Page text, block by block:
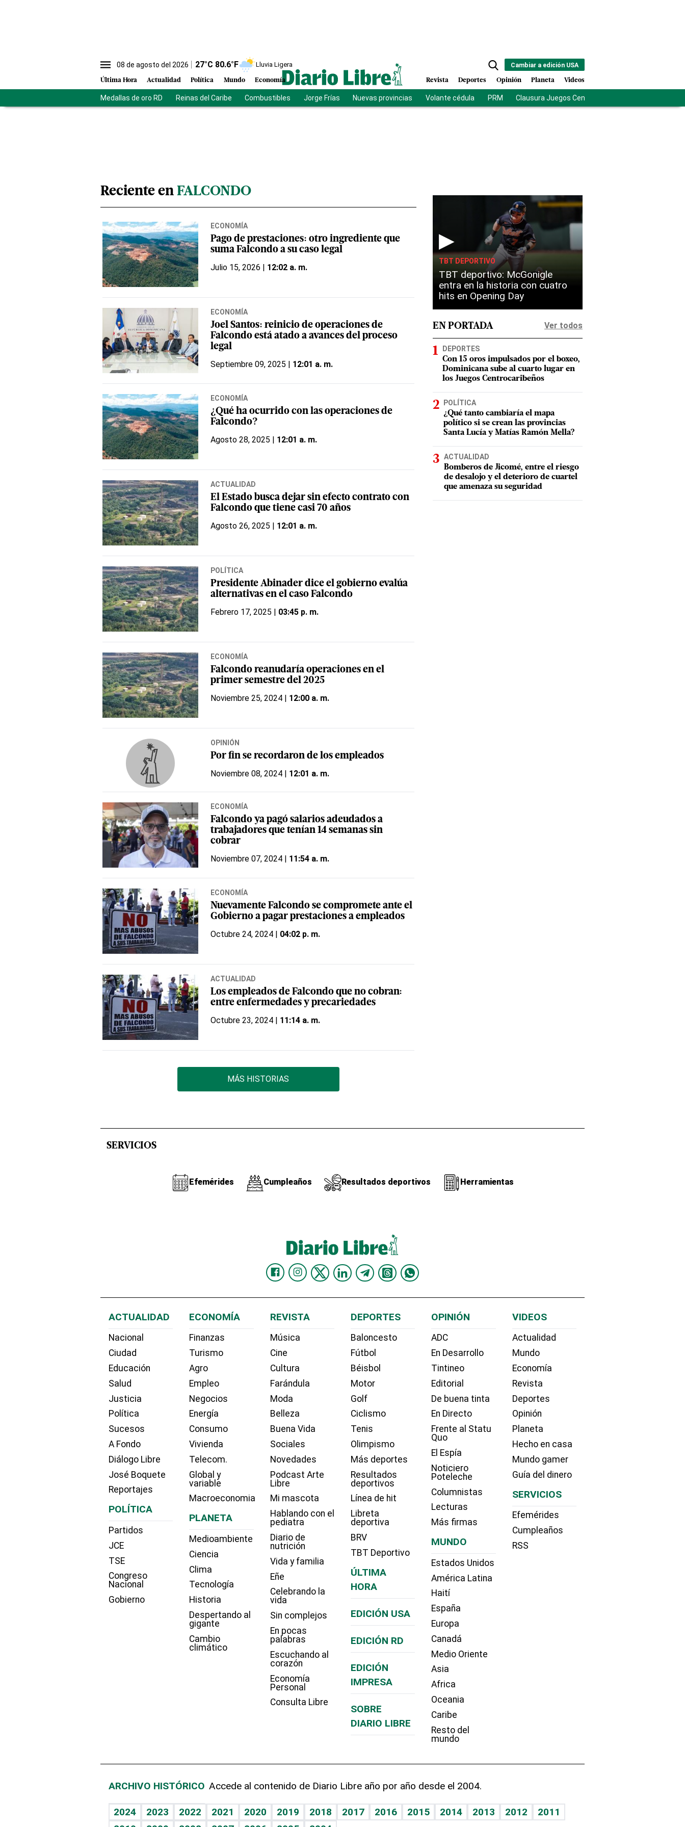
08 de agosto del 2026 27°C 80.6°F Lluvia Ligera
Última Hora Actualidad Política Mundo Economía
Cambiar a edición USA
Revista Deportes Opinión Planeta Videos
Medallas de oro RD Reinas del Caribe Combustibles Jorge Frías Nuevas provincias Volante cédula PRM Clausura Juegos Centroamericanos
Reciente en FALCONDO
ECONOMÍA
Pago de prestaciones: otro ingrediente que
suma Falcondo a su caso legal
Julio 15, 2026 | 12:02 a. m.
ECONOMÍA
Joel Santos: reinicio de operaciones de
Falcondo está atado a avances del proceso
legal
Septiembre 09, 2025 | 12:01 a. m.
ECONOMÍA
¿Qué ha ocurrido con las operaciones de
Falcondo?
Agosto 28, 2025 | 12:01 a. m.
ACTUALIDAD
El Estado busca dejar sin efecto contrato con
Falcondo que tiene casi 70 años
Agosto 26, 2025 | 12:01 a. m.
POLÍTICA
Presidente Abinader dice el gobierno evalúa
alternativas en el caso Falcondo
Febrero 17, 2025 | 03:45 p. m.
ECONOMÍA
Falcondo reanudaría operaciones en el
primer semestre del 2025
Noviembre 25, 2024 | 12:00 a. m.
OPINIÓN
Por fin se recordaron de los empleados
Noviembre 08, 2024 | 12:01 a. m.
ECONOMÍA
Falcondo ya pagó salarios adeudados a
trabajadores que tenían 14 semanas sin
cobrar
Noviembre 07, 2024 | 11:54 a. m.
ECONOMÍA
Nuevamente Falcondo se compromete ante el
Gobierno a pagar prestaciones a empleados
Octubre 24, 2024 | 04:02 p. m.
ACTUALIDAD
Los empleados de Falcondo que no cobran:
entre enfermedades y precariedades
Octubre 23, 2024 | 11:14 a. m.
MÁS HISTORIAS
▶
TBT DEPORTIVO
TBT deportivo: McGonigle
entra en la historia con cuatro
hits en Opening Day
EN PORTADA Ver todos
DEPORTES
Con 15 oros impulsados por el boxeo,
Dominicana sube al cuarto lugar en
los Juegos Centrocaribeños
POLÍTICA
¿Qué tanto cambiaría el mapa
político si se crean las provincias
Santa Lucía y Matías Ramón Mella?
ACTUALIDAD
Bomberos de Jicomé, entre el riesgo
de desalojo y el deterioro de cuartel
que amenaza su seguridad
SERVICIOS
Efemérides Cumpleaños Resultados deportivos Herramientas
ACTUALIDAD
Nacional
Ciudad
Educación
Salud
Justicia
Política
Sucesos
A Fondo
Diálogo Libre
José Boquete
Reportajes
POLÍTICA
Partidos
JCE
TSE
Congreso
Nacional
Gobierno
ECONOMÍA
Finanzas
Turismo
Agro
Empleo
Negocios
Energía
Consumo
Vivienda
Telecom.
Global y
variable
Macroeconomia
PLANETA
Medioambiente
Ciencia
Clima
Tecnología
Historia
Despertando al
gigante
Cambio
climático
REVISTA
Música
Cine
Cultura
Farándula
Moda
Belleza
Buena Vida
Sociales
Novedades
Podcast Arte
Libre
Mi mascota
Hablando con el
pediatra
Diario de
nutrición
Vida y familia
Eñe
Celebrando la
vida
Sin complejos
En pocas
palabras
Escuchando al
corazón
Economía
Personal
Consulta Libre
DEPORTES
Baloncesto
Fútbol
Béisbol
Motor
Golf
Ciclismo
Tenis
Olimpismo
Más deportes
Resultados
deportivos
Línea de hit
Libreta
deportiva
BRV
TBT Deportivo
ÚLTIMA
HORA
EDICIÓN USA
EDICIÓN RD
EDICIÓN
IMPRESA
SOBRE
DIARIO LIBRE
OPINIÓN
ADC
En Desarrollo
Tintineo
Editorial
De buena tinta
En Directo
Frente al Statu
Quo
El Espía
Noticiero
Poteleche
Columnistas
Lecturas
Más firmas
MUNDO
Estados Unidos
América Latina
Haití
España
Europa
Canadá
Medio Oriente
Asia
Africa
Oceania
Caribe
Resto del
mundo
VIDEOS
Actualidad
Mundo
Economía
Revista
Deportes
Opinión
Planeta
Hecho en casa
Mundo gamer
Guía del dinero
SERVICIOS
Efemérides
Cumpleaños
RSS
ARCHIVO HISTÓRICO Accede al contenido de Diario Libre año por año desde el 2004.
2024 2023 2022 2021 2020 2019 2018 2017 2016 2015 2014 2013 2012
2011